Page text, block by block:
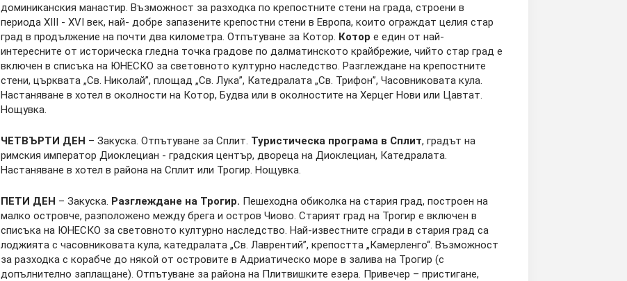
доминиканския манастир. Възможност за разходка по крепостните стени на града, строени в
периода XIII - XVI век, най- добре запазените крепостни стени в Европа, които ограждат целия стар
град в продължение на почти два километра. Отпътуване за Котор. Котор е един от най-
интересните от историческа гледна точка градове по далматинското крайбрежие, чийто стар град е
включен в списъка на ЮНЕСКО за световното културно наследство. Разглеждане на крепостните
стени, църквата „Св. Николай”, площад „Св. Лука”, Катедралата „Св. Трифон”, Часовниковата кула.
Настаняване в хотел в околности на Котор, Будва или в околностите на Херцег Нови или Цавтат.
Нощувка.
ЧЕТВЪРТИ ДЕН – Закуска. Отпътуване за Сплит. Туристическа програма в Сплит, градът на
римския император Диоклециан - градския център, двореца на Диоклециан, Катедралата.
Настаняване в хотел в района на Сплит или Трогир. Нощувка.
ПЕТИ ДЕН – Закуска. Разглеждане на Трогир. Пешеходна обиколка на стария град, построен на
малко островче, разположено между брега и остров Чиово. Старият град на Трогир е включен в
списъка на ЮНЕСКО за световното културно наследство. Най-известните сгради в стария град са
лоджията с часовниковата кула, катедралата „Св. Лаврентий”, крепостта „Камерленго“. Възможност
за разходка с корабче до някой от островите в Адриатическо море в залива на Трогир (с
допълнително заплащане). Отпътуване за района на Плитвишките езера. Привечер – пристигане,